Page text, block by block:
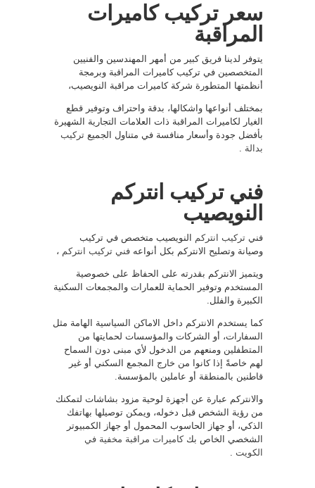
سعر تركيب كاميرات
المراقبة
يتوفر لدينا فريق كبير من أمهر المهندسين والفنيين
المتخصصين في تركيب كاميرات المراقبة وبرمجة
أنظمتها المتطورة شركة كاميرات مراقبة النويصيب،
بمختلف أنواعها واشكالها، بدقة واحتراف وتوفير قطع
الغيار لكاميرات المراقبة ذات العلامات التجارية الشهيرة
بأفضل جودة وأسعار منافسة في متناول الجميع تركيب
بدالة
فني تركيب انتركم
النويصيب
فني تركيب انتركم
النويصيب متخصص في تركيب
وصيانة وتصليح الانتركم بكل أنواعه فني تركيب انتركم ،
ويتميز الانتركم بقدرته على الحفاظ على خصوصية
المستخدم وتوفير الحماية للعمارات والمجمعات السكنية
الكبيرة والفلل.
كما يستخدم الانتركم داخل الاماكن السياسية الهامة مثل
السفارات، أو الشركات والمؤسسات لحمايتها من
المتطفلين ومنعهم من الدخول لأي مبنى دون السماح
لهم خاصةً إذا كانوا من خارج المجمع السكني أو غير
قاطنين بالمنطقة أو عاملين بالمؤسسة.
والانتركم عبارة عن أجهزة لوحية مزود بشاشات لتمكنك
من رؤية الشخص قبل دخوله، ويمكن توصيلها بهاتفك
الذكي، أو جهاز الحاسوب المحمول أو جهاز الكمبيوتر
الشخصي الخاص بككاميرات مراقبة مخفية في
الكويت